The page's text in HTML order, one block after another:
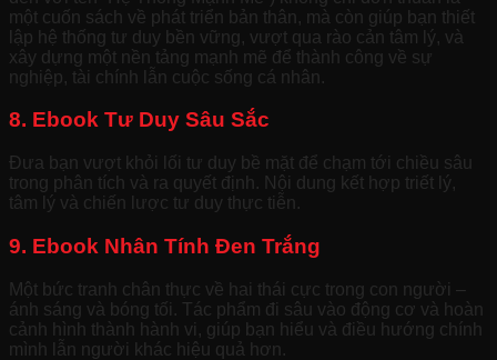
một cuốn sách về phát triển bản thân, mà còn giúp bạn thiết
lập hệ thống tư duy bền vững, vượt qua rào cản tâm lý, và
xây dựng một nền tảng mạnh mẽ để thành công về sự
nghiệp, tài chính lẫn cuộc sống cá nhân.
8. Ebook Tư Duy Sâu Sắc
Đưa bạn vượt khỏi lối tư duy bề mặt để chạm tới chiều sâu
trong phân tích và ra quyết định. Nội dung kết hợp triết lý,
tâm lý và chiến lược tư duy thực tiễn.
9. Ebook Nhân Tính Đen Trắng
Một bức tranh chân thực về hai thái cực trong con người –
ánh sáng và bóng tối. Tác phẩm đi sâu vào động cơ và hoàn
cảnh hình thành hành vi, giúp bạn hiểu và điều hướng chính
mình lẫn người khác hiệu quả hơn.